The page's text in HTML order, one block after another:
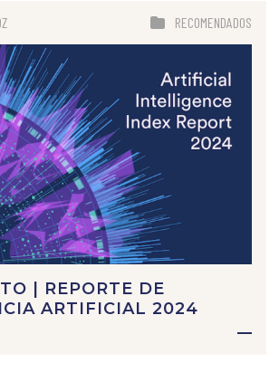
RECOMENDADOS
| REPORTE DE
ARTIFICIAL 2024